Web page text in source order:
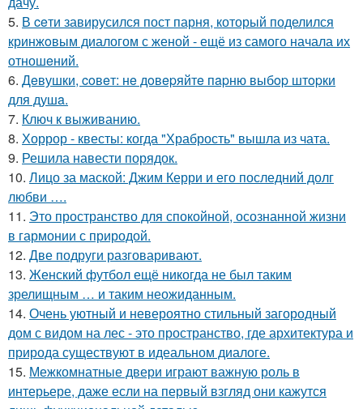
5. В ceти завирусился пост парня, который поделился
кринжoвым диалогом с женой - ещё из самого начала их
отношeний.
6. Дeвушки, coвeт: нe дoвepяйтe пapню выбop штopки
для душa.
7. Ключ к выживанию.
8. Хоррор - квесты: когда "Храбрость" вышла из чата.
9. Решила навести порядок.
10. Лицо за маской: Джим Керри и его последний долг
любви ….
11. Это пространство для спокойной, осознанной жизни
в гармонии с природой.
12. Две подруги разговаривают.
13. Женский футбол ещё никогда не был таким
зрелищным … и таким неожиданным.
14. Очень уютный и невероятно стильный загородный
дом с видом на лес - это пространство, где архитектура и
природа существуют в идеальном диалоге.
15. Межкомнатные двери играют важную роль в
интерьере, даже если на первый взгляд они кажутся